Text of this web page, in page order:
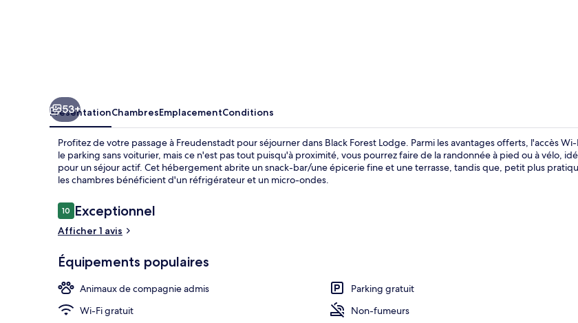
53+
PrésentationChambresEmplacementConditions
Profitez de votre passage à Freudenstadt pour séjourner dans Black Forest Lodge. Parmi les avantages offerts, l'accès
le parking sans voiturier, mais ce n'est pas tout puisqu'à proximité, vous pourrez faire de la randonnée à pied ou à vélo,
pour un séjour actif. Cet hébergement abrite un snack-bar/une épicerie fine et une terrasse, tandis que, petit plus
les chambres bénéficient d'un réfrigérateur et un micro-ondes.
Avis
voyageurs
1010 sur 10
Exceptionnel
Afficher 1 avis
Équipements populaires
Animaux de compagnie admis
Parking gratuit
Wi-Fi gratuit
Non-fumeurs